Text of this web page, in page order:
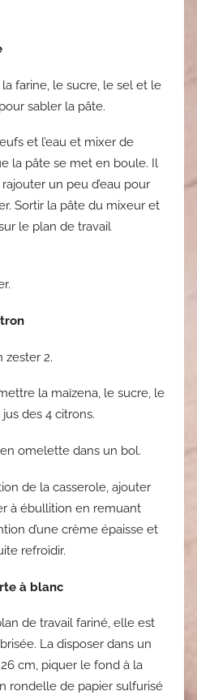
farine, le sucre, le sel et le
sabler la pâte.
et l’eau et mixer de
la pâte se met en boule. Il
un peu d’eau pour
Sortir la pâte du mixeur et
le plan de travail
zester 2.
la maïzena, le sucre, le
des 4 citrons.
omelette dans un bol.
de la casserole, ajouter
à ébullition en remuant
d’une crème épaisse et
refroidir.
à blanc
de travail fariné, elle est
La disposer dans un
cm, piquer le fond à la
rondelle de papier sulfurisé